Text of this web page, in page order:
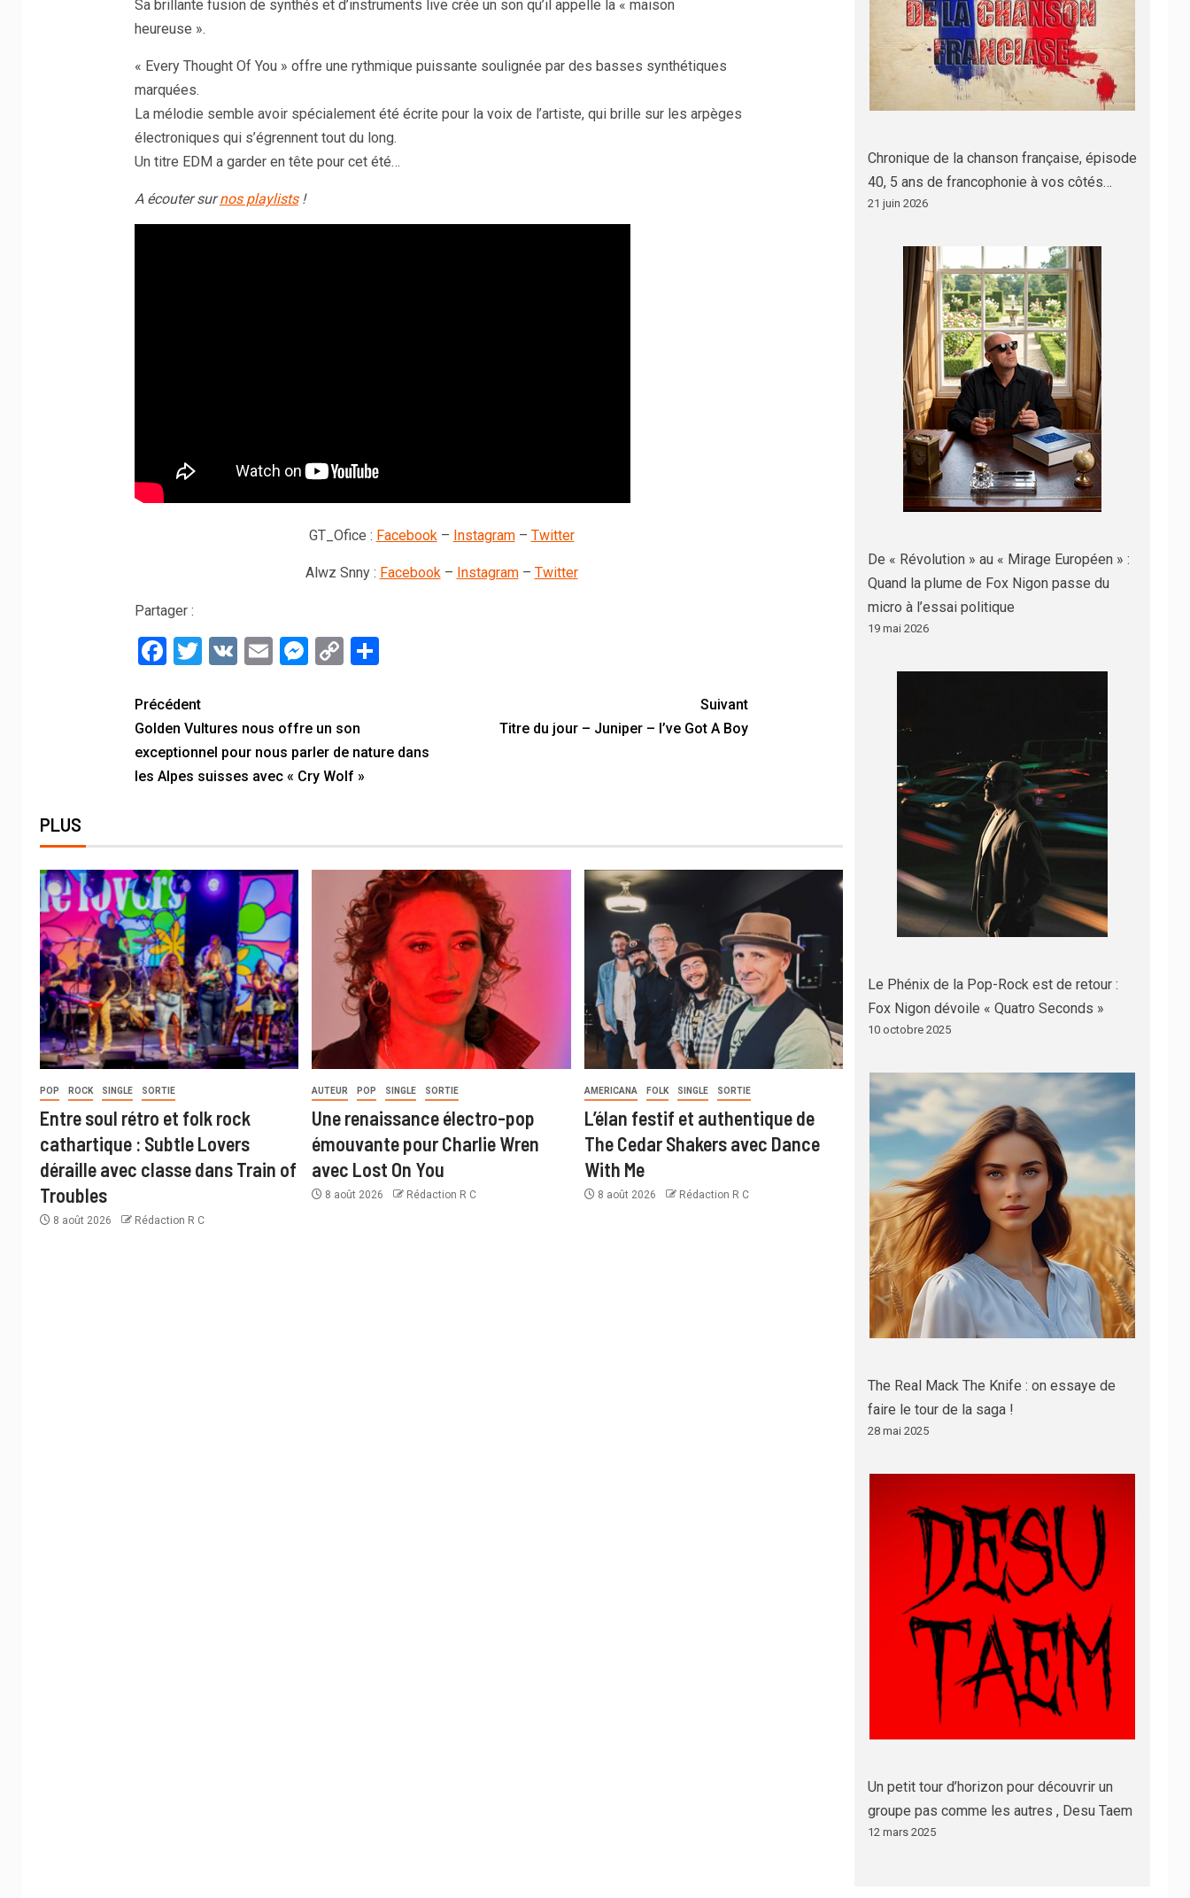
Sa brillante fusion de synthés et d’instruments live crée un son qu’il appelle la « maison
heureuse ».
« Every Thought Of You » offre une rythmique puissante soulignée par des basses synthétiques
marquées.
La mélodie semble avoir spécialement été écrite pour la voix de l’artiste, qui brille sur les arpèges
électroniques qui s’égrennent tout du long.
Un titre EDM a garder en tête pour cet été…
A écouter surnos playlists!
GT_Ofice : Facebook– Instagram– Twitter
Alwz Snny : Facebook– Instagram– Twitter
Partager :
Facebook
Twitter
VKEmailMessenger
CopyPartager
Précédent
Golden Vultures nous offre un son
exceptionnel pour nous parler de nature dans
les Alpes suisses avec « Cry Wolf »
Suivant
Titre du jour – Juniper – I’ve Got A Boy
PLUS
POP ROCK SINGLE SORTIE
Entre soul rétro et folk rock
cathartique : Subtle Lovers
déraille avec classe dans Train of
Troubles
8 août 2026 Rédaction R C
AUTEUR POP SINGLE SORTIE
Une renaissance électro-pop
émouvante pour Charlie Wren
avec Lost On You
8 août 2026 Rédaction R C
AMERICANA FOLK SINGLE SORTIE
L’élan festif et authentique de
The Cedar Shakers avec Dance
With Me
8 août 2026 Rédaction R C
Chronique de la chanson française, épisode
40, 5 ans de francophonie à vos côtés…
21 juin 2026
De « Révolution » au « Mirage Européen » :
Quand la plume de Fox Nigon passe du
micro à l’essai politique
19 mai 2026
Le Phénix de la Pop-Rock est de retour :
Fox Nigon dévoile « Quatro Seconds »
10 octobre 2025
The Real Mack The Knife : on essaye de
faire le tour de la saga !
28 mai 2025
Un petit tour d’horizon pour découvrir un
groupe pas comme les autres , Desu Taem
12 mars 2025